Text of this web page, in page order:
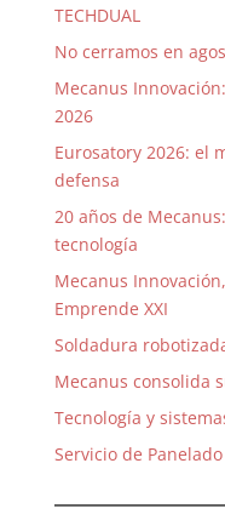
TECHDUAL
No cerramos en
Mecanus
2026
Eurosatory 2026: el
defensa
20 años de
tecnología
Mecanus
Emprende XXI
Soldadura
Mecanus consolida
Tecnología y
Servicio de